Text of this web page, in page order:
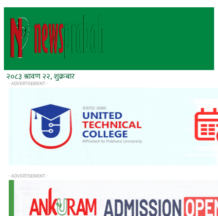
२०८३ श्रावण २२, शुक्रबार
- ADVERTISEMENT -
- ADVERTISEMENT -